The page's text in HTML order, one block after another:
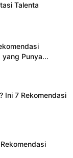
Talenta
yang Punya...
Ini 7 Rekomendasi